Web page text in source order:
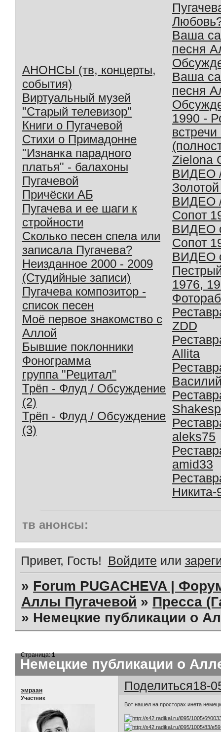
АНОНСЫ (тв, концерты,
события)
Виртуальный музей
"Старый телевизор"
Книги о Пугачевой
Стихи о Примадонне
"Изнанка парадного
платья" - балахоны
Пугачевой
Причёски АБ
Пугачева и ее шаги к
стройности
Сколько песен спела или
записала Пугачева?
Неизданное 2000 - 2009
(Студийные записи)
Пугачева композитор -
список песен
Моё первое знакомство с
Аллой
Бывшие поклонники
Фонограмма
группа "Рецитал"
Трёп - Флуд / Обсуждение
(2)
Трёп - Флуд / Обсуждение
(3)
Ваша
песня
Ваша
песня
1990 -
Zielona
ВИДЕО
ВИДЕО
Сопот
ВИДЕО
Сопот
ВИДЕО
1976,
ZDD
Allita
aleks75
amid33
Никита-
тв анонсы:
Привет, Гость! Войдите или
» Forum PUGACHEVA |
Аллы Пугачевой » Пресса
» Немецкие публикации о
Немецкие публикации о
Страница:1
Поделиться18-
эмраан
Участник
Вот нашел на просторах инета